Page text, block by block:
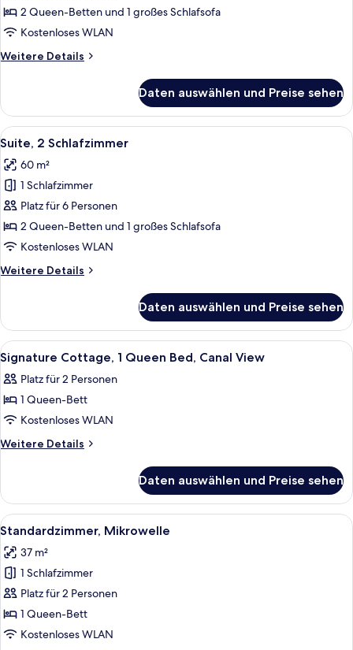
1
Schlafzimmer
2 Queen-Betten und 1 großes Schlafsofa
Kostenloses WLAN
Weitere Details
Weitere
Suite,
Schlafzimmer
Daten auswählen und Preise sehen
Alle
Fotos
für
Suite,
2 Schlafzimmer
anzeigen
Ein kompakter Wohnbereich mit
6
Suite, 2 Schlafzimmer
60 m²
1 Schlafzimmer
Platz für 6 Personen
2 Queen-Betten und 1 großes Schlafsofa
Kostenloses WLAN
Weitere Details
Weitere
2 Schlafzimmer
Daten auswählen und Preise sehen
Alle
Fotos
für
Signature
Cottage,
1
Canal
View
anzeigen
Bügeleisen/Bügelbrett, kostenloses
5
Signature Cottage, 1 Queen Bed, Canal View
Platz für 2 Personen
1 Queen-Bett
Kostenloses WLAN
Weitere Details
Weitere
Cottage,
Queen
Canal
View
Daten auswählen und Preise sehen
Alle
Fotos
für
Standardzimmer,
Mikrowelle
anzeigen
Standardzimmer, Mikrowelle |
4
Standardzimmer, Mikrowelle
37 m²
1 Schlafzimmer
Platz für 2 Personen
1 Queen-Bett
Kostenloses WLAN